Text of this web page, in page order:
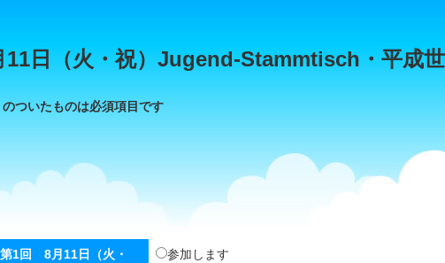
11日（火・祝）Jugend-Stammtisch・平成
のついたものは必須項目です
第1回 8月11日（火・
参加します